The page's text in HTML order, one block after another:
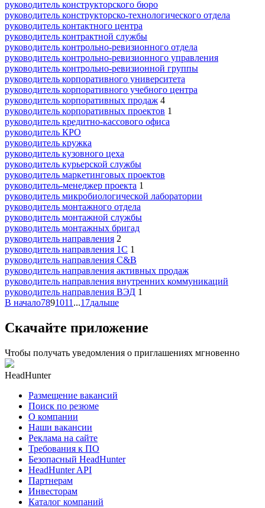
руководитель конструкторского бюро
руководитель конструкторско-технологического отдела
руководитель контактного центра
руководитель контрактной службы
руководитель контрольно-ревизионного отдела
руководитель контрольно-ревизионного управления
руководитель контрольно-ревизионной группы
руководитель корпоративного университета
руководитель корпоративного учебного центра
руководитель корпоративных продаж 4
руководитель корпоративных проектов 1
руководитель кредитно-кассового офиса
руководитель КРО
руководитель кружка
руководитель кузовного цеха
руководитель курьерской службы
руководитель маркетинговых проектов
руководитель-менеджер проекта 1
руководитель микробиологической лаборатории
руководитель монтажного отдела
руководитель монтажной службы
руководитель монтажных бригад
руководитель направления 2
руководитель направления 1С 1
руководитель направления C&B
руководитель направления активных продаж
руководитель направления внутренних коммуникаций
руководитель направления ВЭД 1
В начало7891011 ...17дальше
Скачайте приложение
Чтобы получать уведомления о приглашениях мгновенно
HeadHunter
Размещение вакансий
Поиск по резюме
О компании
Наши вакансии
Реклама на сайте
Требования к ПО
Безопасный HeadHunter
HeadHunter API
Партнерам
Инвесторам
Каталог компаний